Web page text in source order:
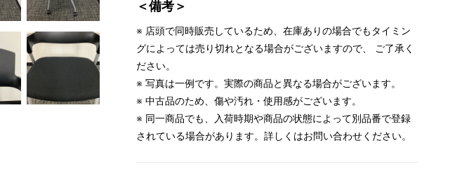
＜備考＞
※ 店頭で同時販売しているため、在庫ありの場合でもタイミン
グによっては売り切れとなる場合がございますので、 ご了承く
ださい。
※ 写真は一例です。実際の商品と異なる場合がございます。
※ 中古品のため、傷や汚れ・使用感がございます。
※ 同一商品でも、入荷時期や商品の状態によって別品番で登録
されている場合があります。詳しくはお問い合わせください。